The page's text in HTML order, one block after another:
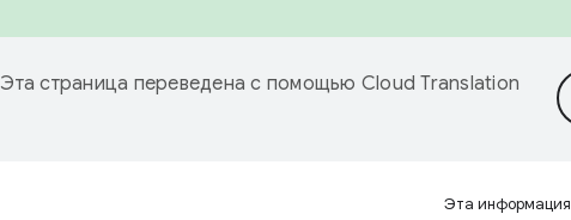
Эта страница переведена с помощью Cloud Translation
Эта информация